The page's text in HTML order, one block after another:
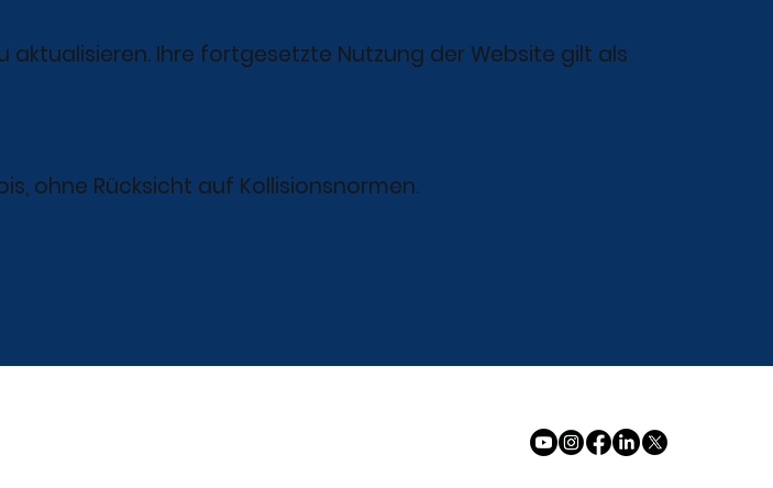
aktualisieren. Ihre fortgesetzte Nutzung der Website gilt als
ohne Rücksicht auf Kollisionsnormen.